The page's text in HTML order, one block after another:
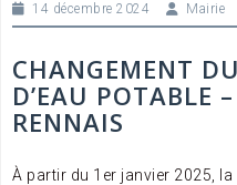
14 décembre 2024 Mairie
CHANGEMENT
D’EAU POTABLE
RENNAIS
À partir du 1er janvier 2025,